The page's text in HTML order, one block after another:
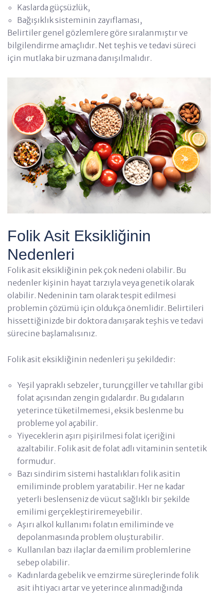
Kaslarda güçsüzlük,
Bağışıklık sisteminin zayıflaması,
Belirtiler genel gözlemlere göre sıralanmıştır ve
bilgilendirme amaçlıdır. Net teşhis ve tedavi süreci
için mutlaka bir uzmana danışılmalıdır.
Folik Asit Eksikliğinin
Nedenleri
Folik asit eksikliğinin pek çok nedeni olabilir. Bu
nedenler kişinin hayat tarzıyla veya genetik olarak
olabilir. Nedeninin tam olarak tespit edilmesi
problemin çözümü için oldukça önemlidir. Belirtileri
hissettiğinizde bir doktora danışarak teşhis ve tedavi
sürecine başlamalısınız.
Folik asit eksikliğinin nedenleri şu şekildedir:
Yeşil yapraklı sebzeler, turunçgiller ve tahıllar gibi
folat açısından zengin gıdalardır. Bu gıdaların
yeterince tüketilmemesi, eksik beslenme bu
probleme yol açabilir.
Yiyeceklerin aşırı pişirilmesi folat içeriğini
azaltabilir. Folik asit de folat adlı vitaminin sentetik
formudur.
Bazı sindirim sistemi hastalıkları folik asitin
emiliminde problem yaratabilir. Her ne kadar
yeterli beslenseniz de vücut sağlıklı bir şekilde
emilimi gerçekleştiriremeyebilir.
Aşırı alkol kullanımı folatın emiliminde ve
depolanmasında problem oluşturabilir.
Kullanılan bazı ilaçlar da emilim problemlerine
sebep olabilir.
Kadınlarda gebelik ve emzirme süreçlerinde folik
asit ihtiyacı artar ve yeterince alınmadığında